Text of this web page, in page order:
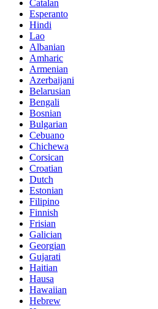
Catalan
Esperanto
Hindi
Lao
Albanian
Amharic
Armenian
Azerbaijani
Belarusian
Bengali
Bosnian
Bulgarian
Cebuano
Chichewa
Corsican
Croatian
Dutch
Estonian
Filipino
Finnish
Frisian
Galician
Georgian
Gujarati
Haitian
Hausa
Hawaiian
Hebrew